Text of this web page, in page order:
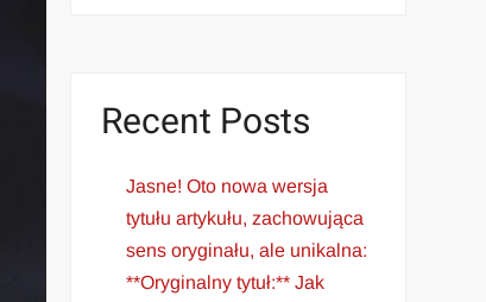
Recent Posts
Jasne! Oto nowa wersja
tytułu artykułu, zachowująca
sens oryginału, ale unikalna:
**Oryginalny tytuł:** Jak